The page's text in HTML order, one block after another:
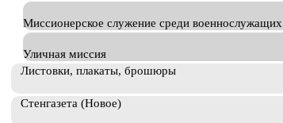
Миссионерское служение среди военнослужащих
Уличная миссия
Листовки, плакаты, брошюры
Стенгазета (Новое)